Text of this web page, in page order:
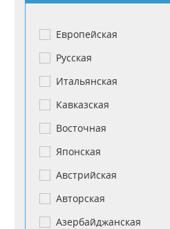
Европейская
Русская
Итальянская
Кавказская
Восточная
Японская
Австрийская
Авторская
Азербайджанская